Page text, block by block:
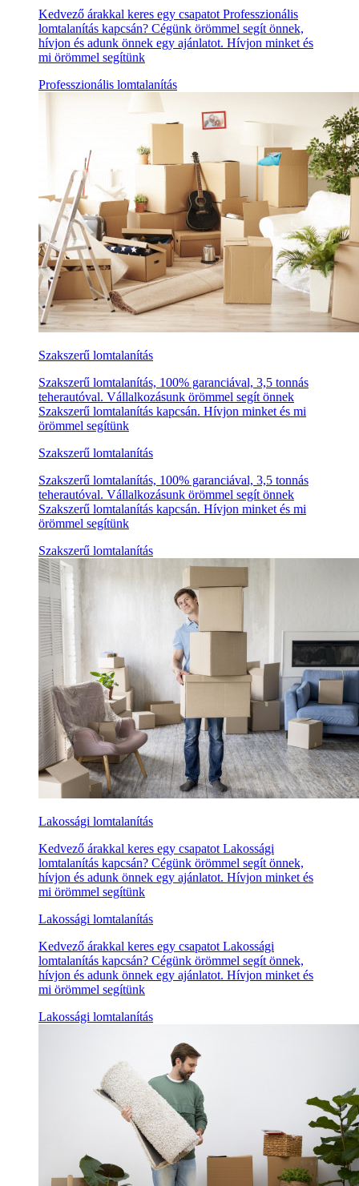
Kedvező árakkal keres egy csapatot Professzionális
lomtalanítás kapcsán? Cégünk örömmel segít önnek,
hívjon és adunk önnek egy ajánlatot. Hívjon minket és
mi örömmel segítünk
Professzionális lomtalanítás
Szakszerű lomtalanítás
Szakszerű lomtalanítás, 100% garanciával, 3,5 tonnás
teherautóval. Vállalkozásunk örömmel segít önnek
Szakszerű lomtalanítás kapcsán. Hívjon minket és mi
örömmel segítünk
Szakszerű lomtalanítás
Szakszerű lomtalanítás, 100% garanciával, 3,5 tonnás
teherautóval. Vállalkozásunk örömmel segít önnek
Szakszerű lomtalanítás kapcsán. Hívjon minket és mi
örömmel segítünk
Szakszerű lomtalanítás
Lakossági lomtalanítás
Kedvező árakkal keres egy csapatot Lakossági
lomtalanítás kapcsán? Cégünk örömmel segít önnek,
hívjon és adunk önnek egy ajánlatot. Hívjon minket és
mi örömmel segítünk
Lakossági lomtalanítás
Kedvező árakkal keres egy csapatot Lakossági
lomtalanítás kapcsán? Cégünk örömmel segít önnek,
hívjon és adunk önnek egy ajánlatot. Hívjon minket és
mi örömmel segítünk
Lakossági lomtalanítás